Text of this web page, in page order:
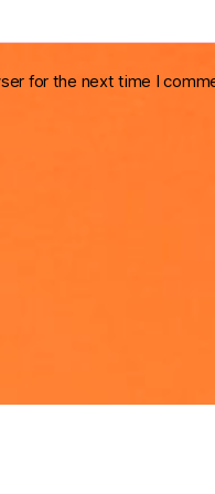
for the next time I